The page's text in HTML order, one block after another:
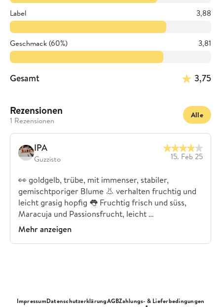
Label 3,88
Geschmack (60%) 3,81
Gesamt 3,75
Rezensionen
1 Rezensionen
Alle
IPA
Guzzisto 15. Feb 25
👀 goldgelb, trübe, mit immenser, stabiler,
gemischtporiger Blume 👃 verhalten fruchtig und
leicht grasig hopfig 👅 Fruchtig frisch und süss,
Maracuja und Passionsfrucht, leicht …
Mehr anzeigen
ImpressumDatenschutzerklärungAGBZahlungs- & Lieferbedingungen